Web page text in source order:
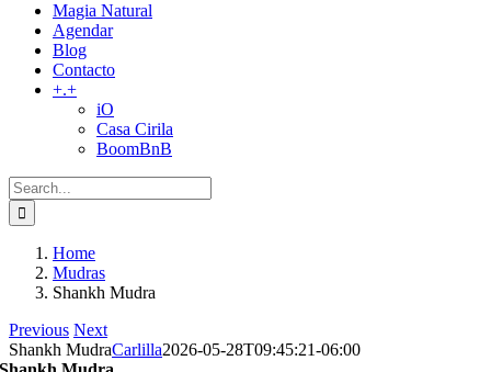
Magia Natural
Agendar
Blog
Contacto
+.+
iO
Casa Cirila
BoomBnB
Search
for:
Home
Mudras
Shankh Mudra
Previous Next
Shankh MudraCarlilla2026-05-28T09:45:21-06:00